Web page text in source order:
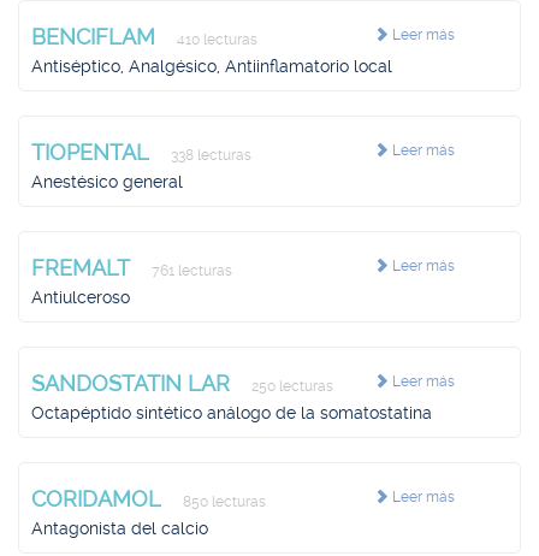
Leer más
BENCIFLAM 410 lecturas
Antiséptico, Analgésico, Antiinflamatorio local
Leer más
TIOPENTAL 338 lecturas
Anestésico general
Leer más
FREMALT 761 lecturas
Antiulceroso
Leer más
SANDOSTATIN LAR 250 lecturas
Octapéptido sintético análogo de la somatostatina
Leer más
CORIDAMOL 850 lecturas
Antagonista del calcio